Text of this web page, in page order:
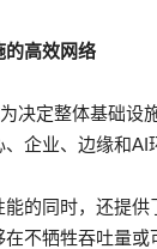
的高效网络
决定整体基础设
企业、边缘和AI
的同时，还提供
不牺牲吞吐量或